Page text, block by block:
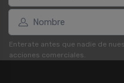
Enterate antes que nadie de
acciones comerciales.